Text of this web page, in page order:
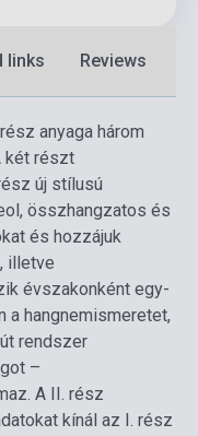
links Reviews
anyaga három
két részt
új stílusú
összhangzatos és
és hozzájuk
illetve
évszakonként egy-
a hangnemismeretet,
rendszer
–
A II. rész
kínál az I. rész